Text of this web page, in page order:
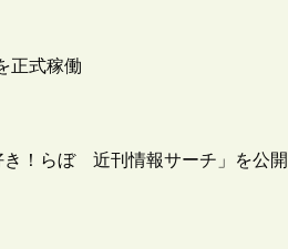
正式稼働
き！らぼ 近刊情報サーチ」を公開